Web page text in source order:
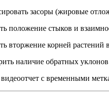
засоры (жировые
положение стыков и
вторжение корней растений
наличие обратных
с временными